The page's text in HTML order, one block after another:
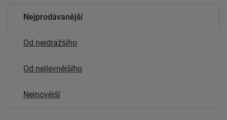
Nejprodávanější
Od nejdražšího
Od nejlevnějšího
Nejnovější